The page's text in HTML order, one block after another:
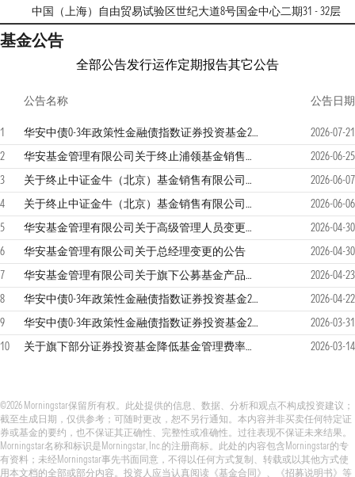
中国（上海）自由贸易试验区世纪大道8号国金中心二期31 - 32层
基金公告
全部公告发行运作定期报告其它公告
公告名称 公告日期
1 华安中债0-3年政策性金融债指数证券投资基金2026年第2季度报告
2026-07-21
2
华安基金管理有限公司关于终止浦领基金销售有限公司办理本公司旗下基金相关销售业务的公告
2026-06-25
3
关于终止中证金牛（北京）基金销售有限公司办理本公司旗下基金销售业务的公告
2026-06-07
4
关于终止中证金牛（北京）基金销售有限公司办理本公司旗下基金销售业务的公告
2026-06-06
5
华安基金管理有限公司关于高级管理人员变更的公告
2026-04-30
6
华安基金管理有限公司关于总经理变更的公告
2026-04-30
7
华安基金管理有限公司关于旗下公募基金产品在直销平台实施认购及申购费率优惠的公告
2026-04-23
8
华安中债0-3年政策性金融债指数证券投资基金2026年第1季度报告
2026-04-22
9
华安中债0-3年政策性金融债指数证券投资基金2025年年度报告
2026-03-31
10
关于旗下部分证券投资基金降低基金管理费率并修订基金合同等法律文件的公告 2026-03-14
©2026 Morningstar保留所有权。此处提供的信息、数据、分析和观点不构成投资建议；
截至生成日期，仅供参考；可随时更改，恕不另行通知。本内容并非买卖任何特定证
券或基金的要约，也不保证其正确性、完整性或准确性。过往表现不保证未来结果。
Morningstar名称和标识是Morningstar, Inc.的注册商标。此处的内容包含Morningstar的专
有资料；未经Morningstar事先书面同意，不得以任何方式复制、转载或以其他方式使
用本文档的全部或部分内容。投资人应当认真阅读《基金合同》、《招募说明书》等